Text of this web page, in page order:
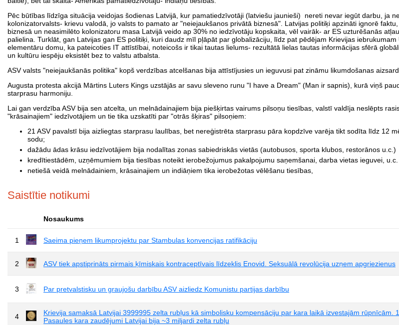
Pēc būtības līdzīga situācija veidojas šodienas Latvijā, kur pamatiedzīvotāji (latviešu jaunieši) nereti nevar iegūt darbu, ja
kolonizatorvalsts- krievu valodā, jo valsts to pamato ar "neiejaukšanos privātā biznesā". Latvijas politiķi apzināti ignorē
biznesā un neasimilēto kolonizatoru masa Latvijā veido ap 30% no iedzīvotāju kopskaita, vēl vairāk- ar ES uzturēšanās
palielina. Turklāt, gan Latvijas gan ES politiķi, kuri daudz mīl pļāpāt par globalizāciju, līdz pat pēdējam Krievijas
elementāru domu, ka pateicoties IT attīstībai, noteicošs ir tikai tautas lielums- rezultātā lielas tautas informācijas sfērā
un kultūru iespēju eksistēt bez to valstu atbalsta.
ASV valsts "neiejaukšanās politika" kopš verdzības atcelšanas bija attīstījusies un ieguvusi pat zināmu likumdošanas
Augusta protesta akcijā Mārtins Luters Kings uzstājās ar savu sleveno runu "I have a Dream" (Man ir sapnis), kurā viņš
starprasu harmoniju.
Lai gan verdzība ASV bija sen atcelta, un melnādainajiem bija piešķirtas vairums pilsoņu tiesības, valstī valdīja neslēpts
"krāsainajiem" iedzīvotājiem un tie tika uzskatīti par "otrās šķiras" pilsoņiem:
21 ASV pavalstī bija aizliegtas starprasu laulības, bet nereģistrēta starprasu pāra kopdzīve varēja tikt sodīta līdz 12
sodu;
dažādu ādas krāsu iedzīvotājiem bija nodalītas zonas sabiedriskās vietās (autobusos, sporta klubos, restorānos u.c.)
kredītiestādēm, uzņēmumiem bija tiesības noteikt ierobežojumus pakalpojumu saņemšanai, darba vietas ieguvei, u.c.
netiešā veidā melnādainiem, krāsainajiem un indiāņiem tika ierobežotas vēlēšanu tiesības,
Saistītie notikumi
Nosaukums
1 Saeima pieņem likumprojektu par Stambulas konvencijas ratifikāciju
2 ASV tiek apstiprināts pirmais ķīmiskais kontraceptīvais līdzeklis Enovid. Seksuālā revolūcija uzņem apgriezienus
3 Par pretvalstisku un graujošu darbību ASV aizliedz Komunistu partijas darbību
4
Krievija samaksā Latvijai 3999995 zelta rubļus kā simbolisku kompensāciju par kara laikā izvestajām rūpnīcām. 1.
Pasaules kara zaudējumi Latvijai bija ~3 miljardi zelta rubļu